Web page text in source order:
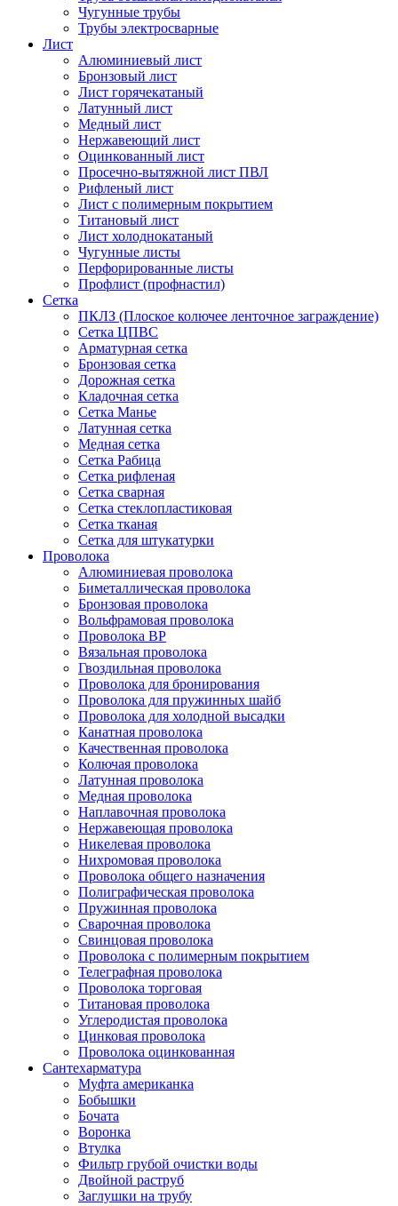
Чугунные трубы
Трубы электросварные
Лист
Алюминиевый лист
Бронзовый лист
Лист горячекатаный
Латунный лист
Медный лист
Нержавеющий лист
Оцинкованный лист
Просечно-вытяжной лист ПВЛ
Рифленый лист
Лист с полимерным покрытием
Титановый лист
Лист холоднокатаный
Чугунные листы
Перфорированные листы
Профлист (профнастил)
Сетка
ПКЛЗ (Плоское колючее ленточное заграждение)
Сетка ЦПВС
Арматурная сетка
Бронзовая сетка
Дорожная сетка
Кладочная сетка
Сетка Манье
Латунная сетка
Медная сетка
Сетка Рабица
Сетка рифленая
Сетка сварная
Сетка стеклопластиковая
Сетка тканая
Сетка для штукатурки
Проволока
Алюминиевая проволока
Биметаллическая проволока
Бронзовая проволока
Вольфрамовая проволока
Проволока ВР
Вязальная проволока
Гвоздильная проволока
Проволока для бронирования
Проволока для пружинных шайб
Проволока для холодной высадки
Канатная проволока
Качественная проволока
Колючая проволока
Латунная проволока
Медная проволока
Наплавочная проволока
Нержавеющая проволока
Никелевая проволока
Нихромовая проволока
Проволока общего назначения
Полиграфическая проволока
Пружинная проволока
Сварочная проволока
Свинцовая проволока
Проволока с полимерным покрытием
Телеграфная проволока
Проволока торговая
Титановая проволока
Углеродистая проволока
Цинковая проволока
Проволока оцинкованная
Сантехарматура
Муфта американка
Бобышки
Бочата
Воронка
Втулка
Фильтр грубой очистки воды
Двойной раструб
Заглушки на трубу